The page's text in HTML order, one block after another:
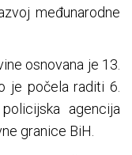
međunarodne
osnovana je 13.
je počela raditi 6.
agencija
granice BiH.